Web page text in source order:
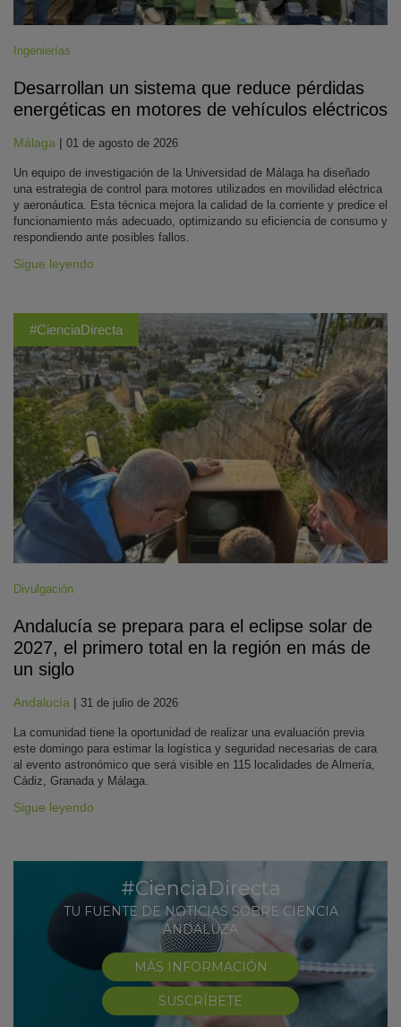
Ingenierías
Desarrollan un sistema que reduce pérdidas
energéticas en motores de vehículos eléctricos
Málaga | 01 de agosto de 2026
Un equipo de investigación de la Universidad de Málaga ha diseñado
una estrategia de control para motores utilizados en movilidad eléctrica
y aeronáutica. Esta técnica mejora la calidad de la corriente y predice el
funcionamiento más adecuado, optimizando su eficiencia de consumo y
respondiendo ante posibles fallos.
Sigue leyendo
#CienciaDirecta
Divulgación
Andalucía se prepara para el eclipse solar de
2027, el primero total en la región en más de
un siglo
Andalucía | 31 de julio de 2026
La comunidad tiene la oportunidad de realizar una evaluación previa
este domingo para estimar la logística y seguridad necesarias de cara
al evento astronómico que será visible en 115 localidades de Almería,
Cádiz, Granada y Málaga.
Sigue leyendo
#CienciaDirecta
TU FUENTE DE NOTICIAS SOBRE CIENCIA
ANDALUZA
MÁS INFORMACIÓN
SUSCRÍBETE